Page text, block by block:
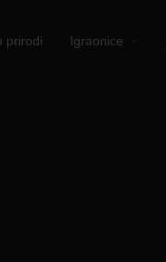
prirodi Igraonice